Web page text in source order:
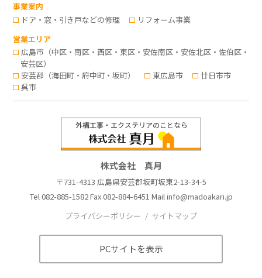
事業案内
ドア・窓・引き戸などの修理
リフォーム事業
営業エリア
広島市（中区・南区・西区・東区・安佐南区・安佐北区・佐伯区・
安芸区）
安芸郡（海田町・府中町・坂町）
東広島市
廿日市市
呉市
株式会社 真月
〒731-4313 広島県安芸郡坂町坂東2-13-34-5
Tel082-885-1582Fax 082-884-6451 Mailinfo@madoakari.jp
プライバシーポリシー
サイトマップ
PCサイトを表示